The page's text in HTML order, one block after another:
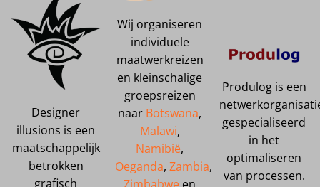
Designer
illusions is een
maatschappelijk
betrokken
grafisch
Wij organiseren
individuele
maatwerkreizen
en kleinschalige
groepsreizen
naar Botswana,
Malawi,
Namibië,
Oeganda, Zambia,
Produlog is een
gespecialiseerd
in het
optimaliseren
van processen.